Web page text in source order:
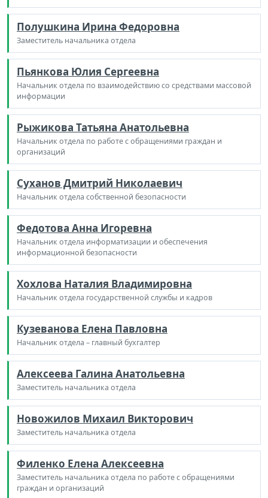
Полушкина Ирина Федоровна
Заместитель начальника отдела
Пьянкова Юлия Сергеевна
Начальник отдела по взаимодействию со средствами массовой
информации
Рыжикова Татьяна Анатольевна
Начальник отдела по работе с обращениями граждан и
организаций
Суханов Дмитрий Николаевич
Начальник отдела собственной безопасности
Федотова Анна Игоревна
Начальник отдела информатизации и обеспечения
информационной безопасности
Хохлова Наталия Владимировна
Начальник отдела государственной службы и кадров
Кузеванова Елена Павловна
Начальник отдела – главный бухгалтер
Алексеева Галина Анатольевна
Заместитель начальника отдела
Новожилов Михаил Викторович
Заместитель начальника отдела
Филенко Елена Алексеевна
Заместитель начальника отдела по работе с обращениями
граждан и организаций